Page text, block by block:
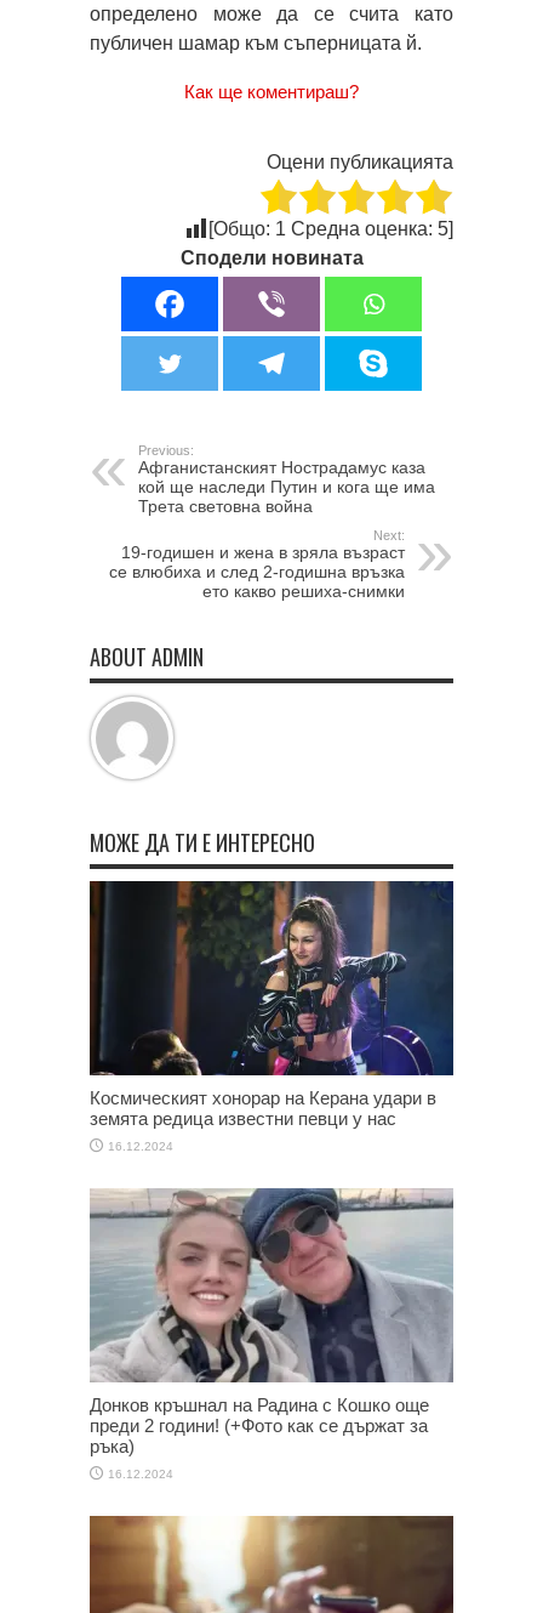
определено може да се счита като
публичен шамар към съперницата й.
Как ще коментираш?
Оцени публикацията
[Общо: 1 Средна оценка: 5]
Сподели новината
Previous:
Афганистанският Нострадамус каза
кой ще наследи Путин и кога ще има
Трета световна война
Next:
19-годишен и жена в зряла възраст
се влюбиха и след 2-годишна връзка
ето какво решиха-снимки
ABOUT ADMIN
МОЖЕ ДА ТИ Е ИНТЕРЕСНО
Космическият хонорар на Керана удари в
земята редица известни певци у нас
16.12.2024
Донков кръшнал на Радина с Кошко още
преди 2 години! (+Фото как се държат за
ръка)
16.12.2024